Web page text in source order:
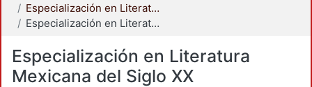
Especialización en Literatura Mexicana del Siglo XX
Especialización en Literatura Mexicana del Siglo XX
Especialización en Literatura
Mexicana del Siglo XX